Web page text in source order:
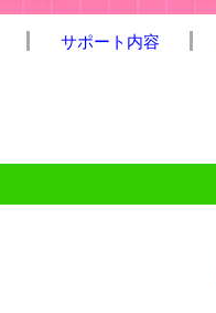
サポート内容